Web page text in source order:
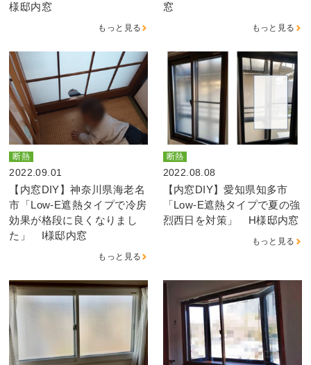
様邸内窓
もっと見る
窓
もっと見る
断熱
2022.09.01
【内窓DIY】神奈川県海老名
市「Low-E遮熱タイプで冷房
効果が格段に良くなりまし
た」 I様邸内窓
もっと見る
断熱
2022.08.08
【内窓DIY】愛知県知多市
「Low-E遮熱タイプで夏の強
烈西日を対策」 H様邸内窓
もっと見る